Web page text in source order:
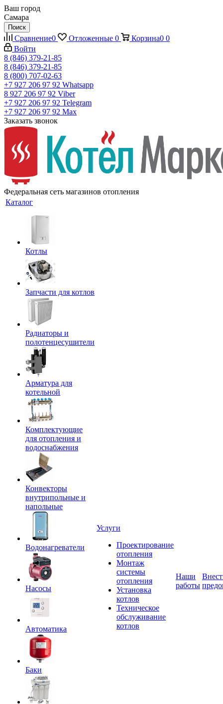
Ваш город
Самара
Поиск
Сравнение0 Отложенные 0 Корзина0 0
Войти
8 (846) 379-21-85
8 (846) 379-21-85
8 (800) 707-02-63
+7 927 206 97 92 Whatsapp
8 927 206 97 92 Viber
+7 927 206 97 92 Telegram
+7 927 206 97 92 Max
Заказать звонок
Федеральная сеть магазинов отопления
Каталог
Котлы
Запчасти для котлов
Радиаторы и
полотенцесушители
Арматура для
котельной
Комплектующие
для отопления и
водоснабжения
Конвекторы
внутрипольные и
напольные
Водонагреватели
Насосы
Автоматика
Баки
Услуги
Проектирование
отопления
Монтаж
системы
отопления
Установка
котлов
Техническое
обслуживание
котлов
Наши
работы